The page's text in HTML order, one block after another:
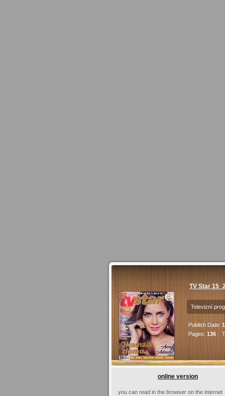
TV Star
Televizní
Publish Date:
Pages: 136
online version
you can read in the browser on the internet